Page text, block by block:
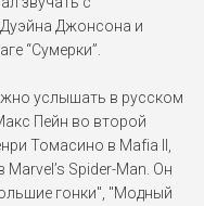
(2019)
Дуэйна Джонсона и
“Сумерки”.
услышать в русском
Пейн во второй
Томасино в Mafia II,
Spider-Man. Он
гонки", "Модный